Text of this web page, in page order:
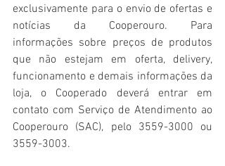
exclusivamente para o envio de ofertas e
notícias da Cooperouro. Para
informações sobre preços de produtos
que não estejam em oferta, delivery,
funcionamento e demais informações da
loja, o Cooperado deverá entrar em
contato com Serviço de Atendimento ao
Cooperouro (SAC), pelo 3559-3000 ou
3559-3003.